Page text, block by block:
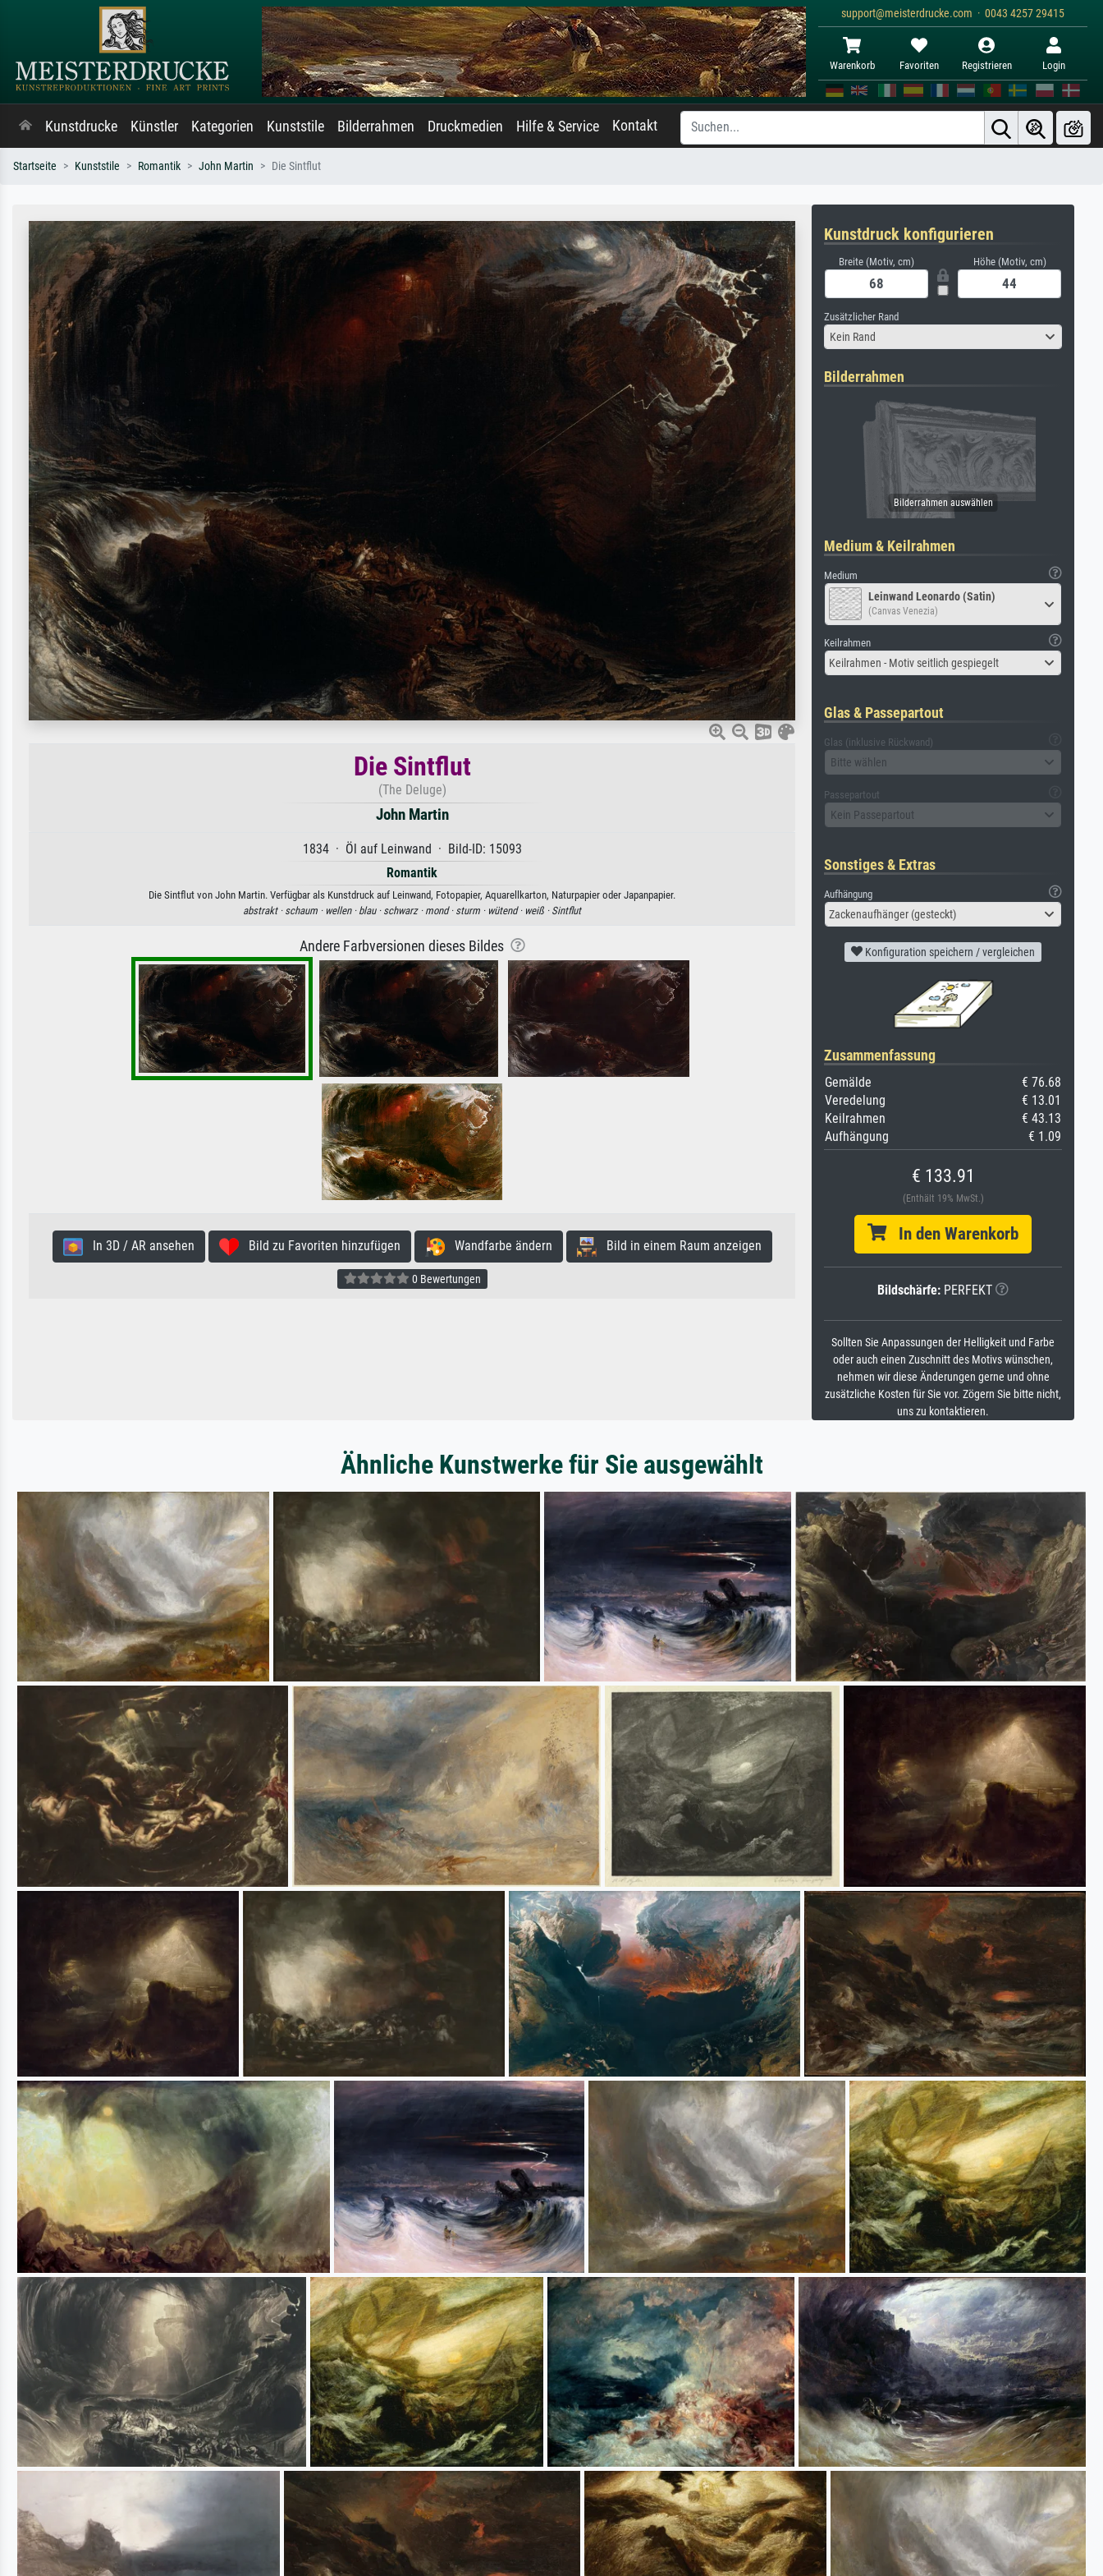
support@meisterdrucke.com · 0043 4257 29415
Warenkorb Favoriten Registrieren Login
Kunstdrucke Künstler Kategorien Kunststile Bilderrahmen Druckmedien Hilfe & Service Kontakt
Startseite Kunststile Romantik John Martin Die Sintflut
Die Sintflut
(The Deluge)
John Martin
1834 · Öl auf Leinwand · Bild-ID: 15093
Romantik
Die Sintflut von John Martin. Verfügbar als Kunstdruck auf Leinwand, Fotopapier, Aquarellkarton, Naturpapier oder Japanpapier.
abstrakt · schaum · wellen · blau · schwarz · mond · sturm · wütend · weiß · Sintflut
Andere Farbversionen dieses Bildes
In 3D / AR ansehen Bild zu Favoriten hinzufügen Wandfarbe ändern Bild in einem Raum anzeigen
0 Bewertungen
Kunstdruck konfigurieren
Breite (Motiv, cm) Höhe (Motiv, cm)
Zusätzlicher Rand
Kein Rand
Bilderrahmen
Medium & Keilrahmen
Medium
Leinwand Leonardo (Satin)
(Canvas Venezia)
Keilrahmen
Keilrahmen - Motiv seitlich gespiegelt
Glas & Passepartout
Glas (inklusive Rückwand)
Bitte wählen
Passepartout
Kein Passepartout
Sonstiges & Extras
Aufhängung
Zackenaufhänger (gesteckt)
Konfiguration speichern / vergleichen
Zusammenfassung
Gemälde
€ 76.68
Veredelung
€ 13.01
Keilrahmen
€ 43.13
Aufhängung
€ 1.09
€ 133.91
(Enthält 19% MwSt.)
In den Warenkorb
Bildschärfe: PERFEKT
Sollten Sie Anpassungen der Helligkeit und Farbe
oder auch einen Zuschnitt des Motivs wünschen,
nehmen wir diese Änderungen gerne und ohne
zusätzliche Kosten für Sie vor. Zögern Sie bitte nicht,
uns zu kontaktieren.
Ähnliche Kunstwerke für Sie ausgewählt